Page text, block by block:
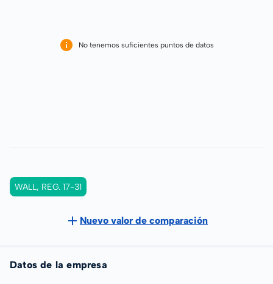
No tenemos suficientes puntos de datos
WALL, REG. 17-31
Nuevo valor de comparación
Datos de la empresa